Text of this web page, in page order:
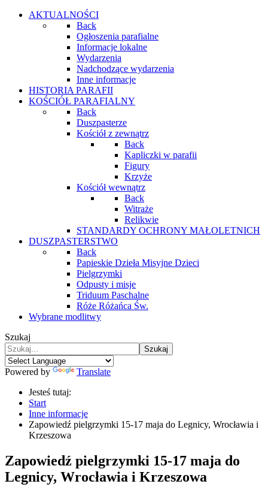
AKTUALNOŚCI
Back
Ogłoszenia parafialne
Informacje lokalne
Wydarzenia
Nadchodzące wydarzenia
Inne informacje
HISTORIA PARAFII
KOŚCIÓŁ PARAFIALNY
Back
Duszpasterze
Kościół z zewnątrz
Back
Kapliczki w parafii
Figury
Krzyże
Kościół wewnątrz
Back
Witraże
Relikwie
STANDARDY OCHRONY MAŁOLETNICH
DUSZPASTERSTWO
Back
Papieskie Dzieła Misyjne Dzieci
Pielgrzymki
Odpusty i misje
Triduum Paschalne
Róże Różańca Św.
Wybrane modlitwy
Szukaj
Szukaj
Powered by
Translate
Jesteś tutaj:
Start
Inne informacje
Zapowiedź pielgrzymki 15-17 maja do Legnicy, Wrocławia i
Krzeszowa
Zapowiedź pielgrzymki 15-17 maja do
Legnicy, Wrocławia i Krzeszowa